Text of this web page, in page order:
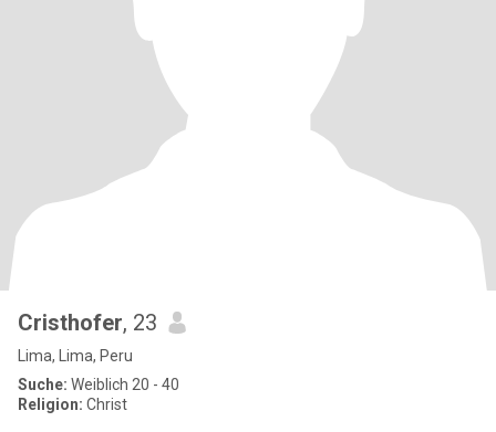
Cristhofer, 23
Lima, Lima, Peru
Suche: Weiblich 20 - 40
Religion: Christ